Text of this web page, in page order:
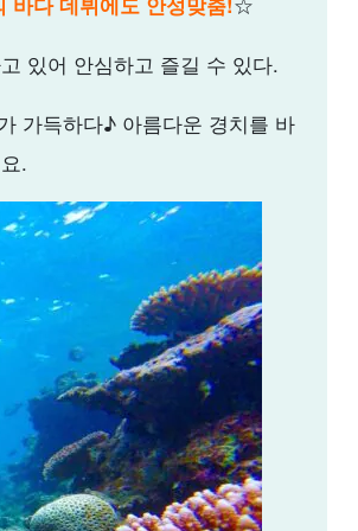
있어 안심하고 즐길 수 있다.
가득하다♪ 아름다운 경치를 바
.